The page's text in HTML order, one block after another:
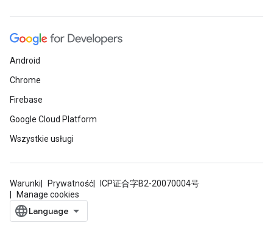
Android
Chrome
Firebase
Google Cloud Platform
Wszystkie usługi
Warunki Prywatność
ICP证合字B2-20070004号
Manage cookies